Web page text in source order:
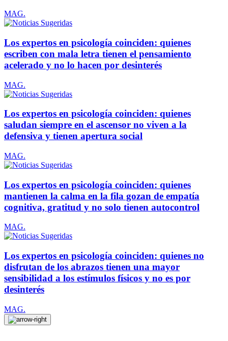
MAG.
Los expertos en psicología coinciden: quienes
escriben con mala letra tienen el pensamiento
acelerado y no lo hacen por desinterés
MAG.
Los expertos en psicología coinciden: quienes
saludan siempre en el ascensor no viven a la
defensiva y tienen apertura social
MAG.
Los expertos en psicología coinciden: quienes
mantienen la calma en la fila gozan de empatía
cognitiva, gratitud y no solo tienen autocontrol
MAG.
Los expertos en psicología coinciden: quienes no
disfrutan de los abrazos tienen una mayor
sensibilidad a los estímulos físicos y no es por
desinterés
MAG.